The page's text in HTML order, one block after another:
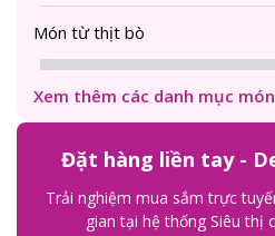
Món từ thịt bò
Xem thêm các danh mục
Đặt hàng liền tay -
Trải nghiệm mua sắm trực
gian tại hệ thống Siêu thị